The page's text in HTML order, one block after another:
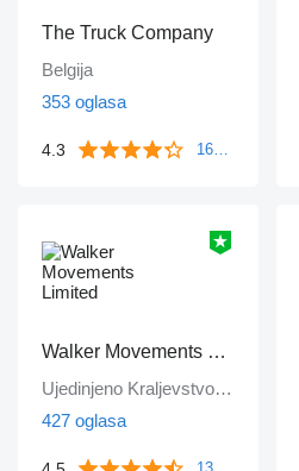
The Truck Company
Belgija
353 oglasa
4.3 161 komentara
Walker Movements Limited
Ujedinjeno Kraljevstvo, Sawley
427 oglasa